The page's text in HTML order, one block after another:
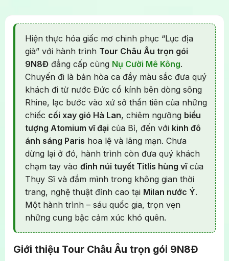
Hiện thực hóa giấc mơ chinh phục “Lục địa
già” với hành trình Tour Châu Âu trọn gói
9N8Đđẳng cấp cùng Nụ Cười Mê Kông.
Chuyến đi là bản hòa ca đầy màu sắc đưa quý
khách đi từ nước Đức cổ kính bên dòng sông
Rhine, lạc bước vào xứ sở thần tiên của những
chiếc cối xay gió Hà Lan, chiêm ngưỡng biểu
tượng Atomium vĩ đại của Bỉ, đến với kinh đô
ánh sáng Paris hoa lệ và lãng mạn. Chưa
dừng lại ở đó, hành trình còn đưa quý khách
chạm tay vào đỉnh núi tuyết Titlis hùng vĩcủa
Thụy Sĩ và đắm mình trong không gian thời
trang, nghệ thuật đỉnh cao tại Milan nước Ý.
Một hành trình – sáu quốc gia, trọn vẹn
những cung bậc cảm xúc khó quên.
Giới thiệu Tour Châu Âu trọn gói 9N8Đ